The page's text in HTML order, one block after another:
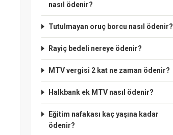
nasıl ödenir?
Tutulmayan oruç borcu nasıl ödenir?
Rayiç bedeli nereye ödenir?
MTV vergisi 2 kat ne zaman ödenir?
Halkbank ek MTV nasıl ödenir?
Eğitim nafakası kaç yaşına kadar
ödenir?